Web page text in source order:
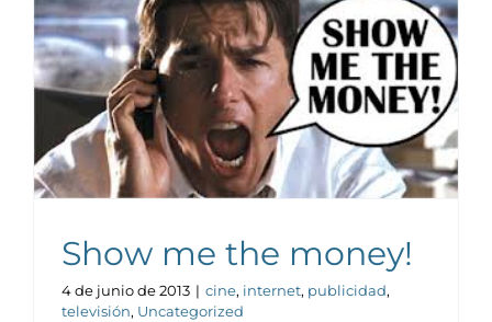
Noticias y publicaciones
Show me the money!
4 de junio de 2013 | cine, internet, publicidad,
televisión, Uncategorized